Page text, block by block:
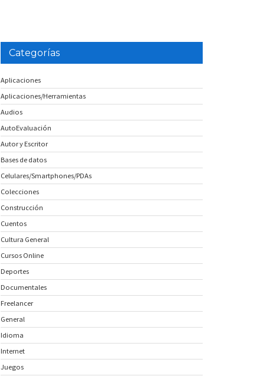
Categorías
Aplicaciones
Aplicaciones/Herramientas
Audios
AutoEvaluación
Autor y Escritor
Bases de datos
Celulares/Smartphones/PDAs
Colecciones
Construcción
Cuentos
Cultura General
Cursos Online
Deportes
Documentales
Freelancer
General
Idioma
Internet
Juegos